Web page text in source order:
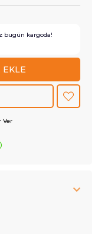
bugün kargoda!
Ver